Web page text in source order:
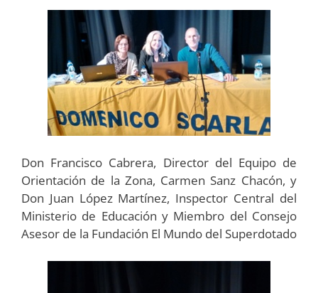
Don Francisco Cabrera, Director del Equipo de
Orientación de la Zona, Carmen Sanz Chacón, y
Don Juan López Martínez, Inspector Central del
Ministerio de Educación y Miembro del Consejo
Asesor de la Fundación El Mundo del Superdotado